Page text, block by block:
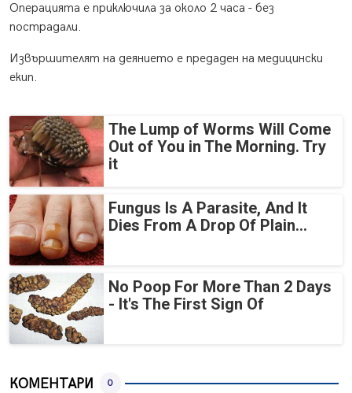
Операцията е приключила за около 2 часа - без
пострадали.
Извършителят на деянието е предаден на медицински
екип.
The Lump of Worms Will Come
Out of You in The Morning. Try
it
Fungus Is A Parasite, And It
Dies From A Drop Of Plain...
No Poop For More Than 2 Days
- It's The First Sign Of
КОМЕНТАРИ 0